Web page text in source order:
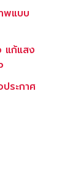
พแบบ
แก้แสง
ระกาศ